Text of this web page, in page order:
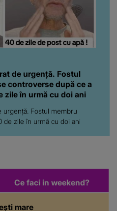
de urgență. Fostul
controverse după ce a
în urmă cu doi ani
urgență. Fostul membru
de zile în urmă cu doi ani
mare
Ce faci in weekend?